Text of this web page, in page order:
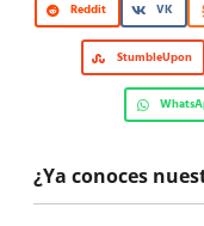
Reddit VK
StumbleUpon
¿Ya conoces